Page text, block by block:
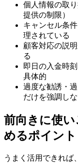
個人情報の取
提供の制限）
キャンセル条
理されている
顧客対応の説
る
即日の入金時
具体的
過度な勧誘・
だけを強調しな
前向きに使
めるポイント
うまく活用できれば